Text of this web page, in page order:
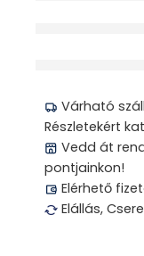
Várható
Részletekért
Vedd át
pontjainkon!
Elérhető
Elállás,